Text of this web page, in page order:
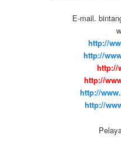
E-mail.
http://
http://
http://
http://
http://
http://